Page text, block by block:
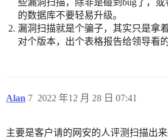
些漏洞扫描，除非是碰到bug了，
的数据库不要轻易升级。
漏洞扫描就是个骗子，其实只是拿
对个版本，出个表格报告给领导看
Alan 2022 年12 月 28 日 07:41
7
主要是客户请的网安的人评测扫描出